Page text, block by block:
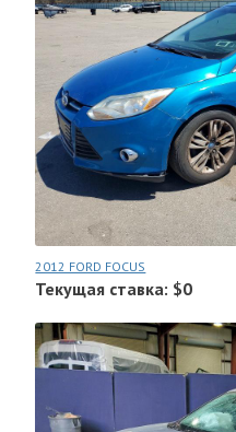
2012 FORD FOCUS
Текущая ставка: $0